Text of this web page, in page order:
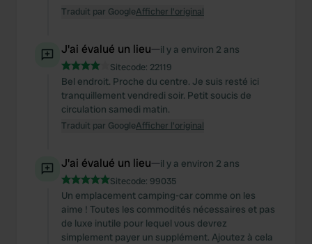
Traduit par GoogleAfficher l'original
J'ai évalué un lieu—il y a environ 2 ans
Sitecode: 22119
Bel endroit. Proche du centre. Je suis resté ici
tranquillement vendredi soir. Petit soucis de
circulation samedi matin.
Traduit par GoogleAfficher l'original
J'ai évalué un lieu—il y a environ 2 ans
Sitecode: 99035
Un emplacement camping-car comme on les
aime ! Toutes les commodités nécessaires et pas
de luxe inutile pour lequel vous devrez
simplement payer un supplément. Ajoutez à cela